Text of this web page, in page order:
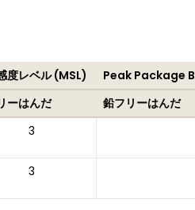
度レベル (MSL) Peak Package
ーはんだ
鉛フリーはんだ
3
3